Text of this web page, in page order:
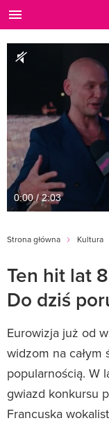
0:00 / 2:03
Strona główna Kultura
Ten hit lat
Do dziś
Eurowizja już od
widzom na
popularnością. W
gwiazd konkursu
Francuska